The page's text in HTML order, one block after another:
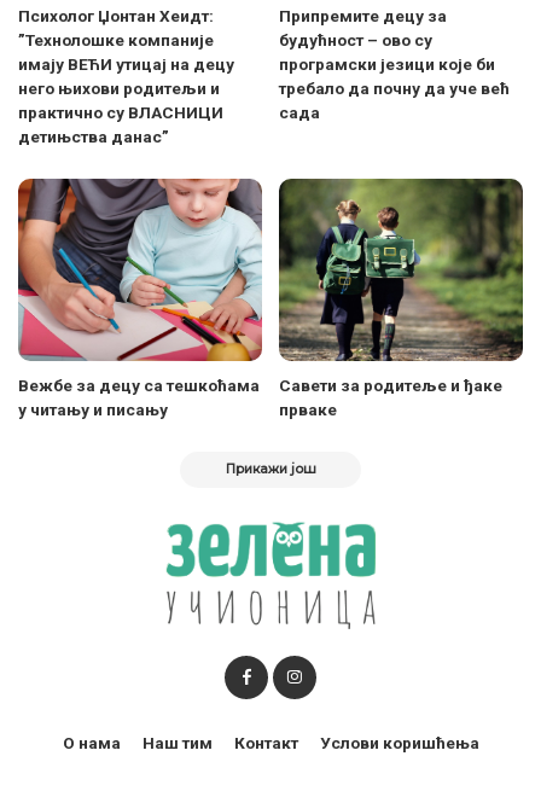
Психолог Џонтан Хеидт:
”Технолошке компаније
имају ВЕЋИ утицај на децу
него њихови родитељи и
практично су ВЛАСНИЦИ
детињства данас”
Припремите децу за
будућност – ово су
програмски језици које би
требало да почну да уче већ
сада
Вежбе за децу са тешкоћама
у читању и писању
Савети за родитеље и ђаке
прваке
Прикажи још
О нама Наш тим Контакт Услови коришћења